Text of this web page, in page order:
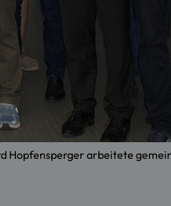
Hopfensperger arbeitete